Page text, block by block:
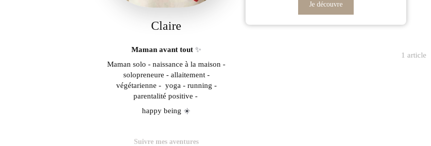
Je découvre
1 article
Claire
Maman avant tout ✨
Maman solo - naissance à la maison -
solopreneure - allaitement -
végétarienne - yoga - running -
parentalité positive -
happy being ☀️
Suivre mes aventures